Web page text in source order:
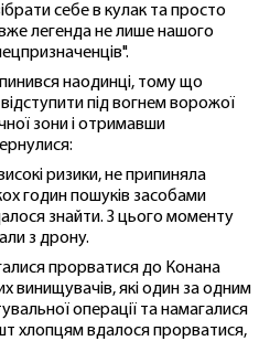
себе в кулак та просто
легенда не лише нашого
наодинці, тому що
під вогнем ворожої
зони і отримавши
ризики, не припиняла
годин пошуків засобами
знайти. З цього моменту
з дрону.
прорватися до Конана
винищувачів, які один за одним
операції та намагалися
хлопцям вдалося прорватися,